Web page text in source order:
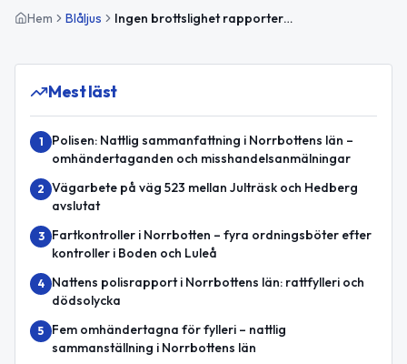
Hem Blåljus Ingen brottslighet rapporterad under natten i Norrbotten
Mest läst
1
Polisen: Nattlig sammanfattning i Norrbottens län –
omhändertaganden och misshandelsanmälningar
2 Vägarbete på väg 523 mellan Julträsk och Hedberg
avslutat
3
Fartkontroller i Norrbotten – fyra ordningsböter efter
kontroller i Boden och Luleå
4
Nattens polisrapport i Norrbottens län: rattfylleri och
dödsolycka
5
Fem omhändertagna för fylleri – nattlig
sammanställning i Norrbottens län